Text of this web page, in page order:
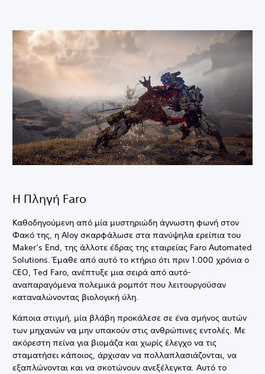
Η Πληγή Faro
Καθοδηγούμενη από μία μυστηριώδη άγνωστη φωνή στον
Φακό της, η Aloy σκαρφάλωσε στα πανύψηλα ερείπια του
Maker’s End, της άλλοτε έδρας της εταιρείας Faro Automated
Solutions. Έμαθε από αυτό το κτήριο ότι πριν 1.000 χρόνια ο
CEO, Ted Faro, ανέπτυξε μια σειρά από αυτό-
αναπαραγόμενα πολεμικά ρομπότ που λειτουργούσαν
καταναλώνοντας βιολογική ύλη.
Κάποια στιγμή, μία βλάβη προκάλεσε σε ένα σμήνος αυτών
των μηχανών να μην υπακούν στις ανθρώπινες εντολές. Με
ακόρεστη πείνα για βιομάζα και χωρίς έλεγχο να τις
σταματήσει κάποιος, άρχισαν να πολλαπλασιάζονται, να
εξαπλώνονται και να σκοτώνουν ανεξέλεγκτα. Αυτό το